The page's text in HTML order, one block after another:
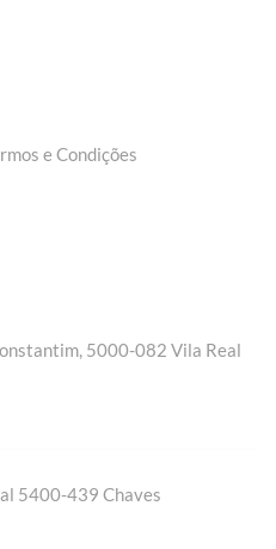
e Condições
5000-082 Vila Real
5400-439 Chaves